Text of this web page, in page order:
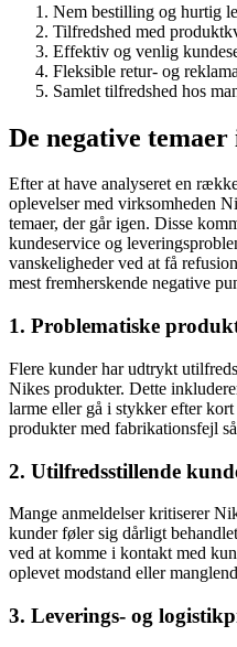
Nem bestilling og hurtig
Tilfredshed med
Effektiv og venlig
Fleksible retur- og
Samlet tilfredshed hos
De negative
Efter at have analyseret en
oplevelser med virksomheden
temaer, der går igen. Disse
kundeservice og
vanskeligheder ved at få
mest fremherskende negative
1. Problematiske
Flere kunder har udtrykt
Nikes produkter. Dette
larme eller gå i stykker efter
produkter med fabrikationsfejl
2. Utilfredsstillende
Mange anmeldelser kritiserer
kunder føler sig dårligt
ved at komme i kontakt med
oplevet modstand eller
3. Leverings- og